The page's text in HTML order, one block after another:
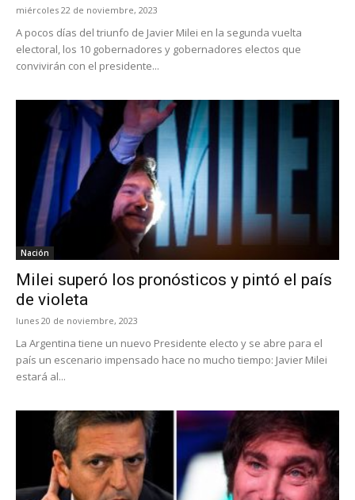
miércoles 22 de noviembre, 2023
A pocos días del triunfo de Javier Milei en la segunda vuelta
electoral, los 10 gobernadores y gobernadores electos que
convivirán con el presidente...
Nación
Milei superó los pronósticos y pintó el país
de violeta
lunes 20 de noviembre, 2023
La Argentina tiene un nuevo Presidente electo y se abre para el
país un escenario impensado hace no mucho tiempo: Javier Milei
estará al...